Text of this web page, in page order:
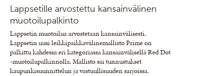
Lappsetille arvostettu kansainvälinen
muotoilupalkinto
Lappsetin muotoilua arvostetaan kansainvälisesti.
Lappsetin uusi leikkipaikkavälinemallisto Prime on
palkittu kahdessa eri kategoriassa kansainvälisellä Red Dot
-muotoilupalkinnolla. Mallisto sai tunnustukset
kaupunkisuunnittelun ja vastuullisuuden sarjoissa.